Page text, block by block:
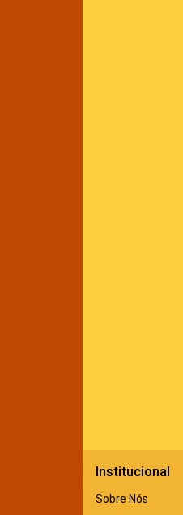
Institucional
Sobre Nós